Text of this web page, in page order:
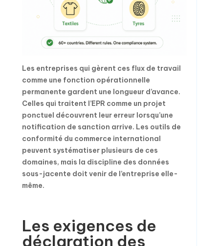
Les entreprises qui gèrent ces flux de travail
comme une fonction opérationnelle
permanente gardent une longueur d’avance.
Celles qui traitent l’EPR comme un projet
ponctuel découvrent leur erreur lorsqu’une
notification de sanction arrive. Les outils de
conformité du commerce international
peuvent systématiser plusieurs de ces
domaines, mais la discipline des données
sous-jacente doit venir de l’entreprise elle-
même.
Les exigences de
déclaration des